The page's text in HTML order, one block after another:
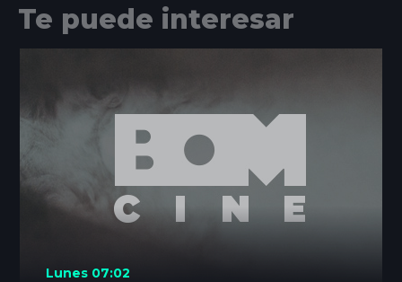
Te puede interesar
Lunes 07:02